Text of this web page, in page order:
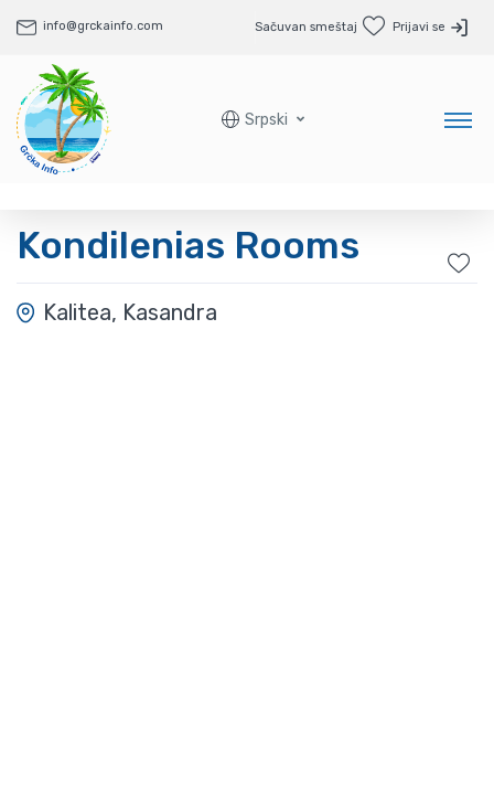
info@grckainfo.com Sačuvan smeštaj Prijavi se
Srpski
Kondilenias Rooms
Kalitea, Kasandra